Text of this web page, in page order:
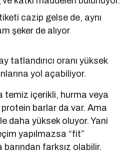
cazip gelse de, aynı
şeker de alıyor
tatlandırıcı oranı yüksek
yol açabiliyor.
temiz içerikli, hurma veya
barlar da var. Ama
daha yüksek oluyor. Yani
yapılmazsa “fit”
farksız olabilir.